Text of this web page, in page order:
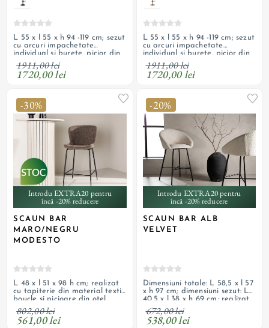
L 55 x l 55 x h 94 -119 cm; sezut
cu arcuri impachetate
individual si burete, picior din
metal vopsit negru, rotativ, cu
inaltime reglabila, prevazut cu
piston
1911,00 lei
1720,00 lei
L 55 x l 55 x h 94 -119 cm; sezut
cu arcuri impachetate
individual si burete, picior din
metal vopsit negru, rotativ, cu
inaltime reglabila, prevazut cu
piston
1911,00 lei
1720,00 lei
-30%
Introdu EXTRA20 pentru
încă -20% reducere
SCAUN BAR
MARO/NEGRU
MODESTO
L 48 x l 51 x 98 h cm; realizat
cu tapiterie din material textil
boucle si picioare din otel
vopsit negru
802,00 lei
561,00 lei
-20%
Introdu EXTRA20 pentru
încă -20% reducere
SCAUN BAR ALB
VELVET
Dimensiuni totale: L 58,5 x l 57
x h 97 cm; dimensiuni sezut: L
40,5 x l 38 x h 69 cm; realizat
cu tapiterie din textil boucle,
umplutura cu spuma si
picioare din otel vopsit negru
672,00 lei
538,00 lei